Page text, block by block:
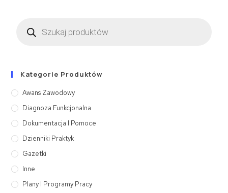
Kategorie Produktów
Awans Zawodowy
Diagnoza Funkcjonalna
Dokumentacja I Pomoce
Dzienniki Praktyk
Gazetki
Inne
Plany I Programy Pracy